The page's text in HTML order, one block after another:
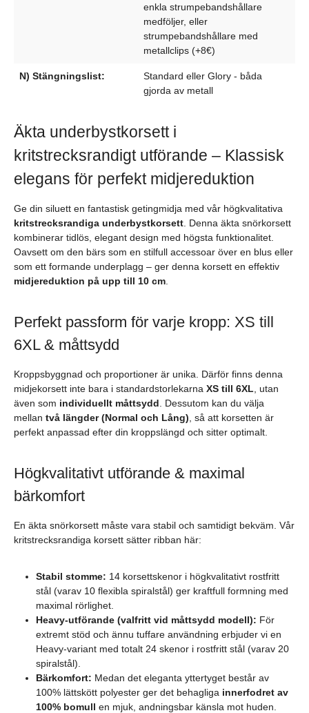
enkla strumpebandshållare
medföljer, eller
strumpebandshållare med
metallclips (+8€)
N) Stängningslist:
Standard eller Glory - båda
gjorda av metall
Äkta underbystkorsett i
kritstrecksrandigt utförande – Klassisk
elegans för perfekt midjereduktion
Ge din siluett en fantastisk getingmidja med vår högkvalitativa
kritstrecksrandiga underbystkorsett . Denna äkta snörkorsett
kombinerar tidlös, elegant design med högsta funktionalitet.
Oavsett om den bärs som en stilfull accessoar över en blus eller
som ett formande underplagg – ger denna korsett en effektiv
midjereduktion på upp till 10 cm
Perfekt passform för varje kropp: XS till
6XL & måttsydd
Kroppsbyggnad och proportioner är unika. Därför finns denna
midjekorsett inte bara i standardstorlekarna XS till 6XL , utan
även som individuellt måttsydd . Dessutom kan du välja
mellan två längder (Normal och Lång) , så att korsetten är
perfekt anpassad efter din kroppslängd och sitter optimalt.
Högkvalitativt utförande & maximal
bärkomfort
En äkta snörkorsett måste vara stabil och samtidigt bekväm. Vår
kritstrecksrandiga korsett sätter ribban här:
Stabil stomme: 14 korsettskenor i högkvalitativt rostfritt
stål (varav 10 flexibla spiralstål) ger kraftfull formning med
maximal rörlighet.
Heavy-utförande (valfritt vid måttsydd modell): För
extremt stöd och ännu tuffare användning erbjuder vi en
Heavy-variant med totalt 24 skenor i rostfritt stål (varav 20
spiralstål).
Bärkomfort: Medan det eleganta yttertyget består av
100% lättskött polyester ger det behagliga innerfodret av
100% bomull en mjuk, andningsbar känsla mot huden.